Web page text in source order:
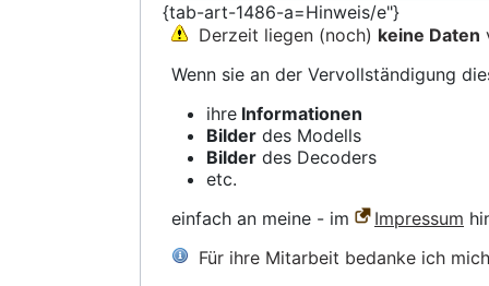
{tab-art-1486-a=Hinweis/e"}
Derzeit liegen (noch) keine Daten
Wenn sie an der Vervollständigung
ihre Informationen
Bilder des Modells
Bilder des Decoders
etc.
einfach an meine - im
Impressum
Für ihre Mitarbeit bedanke ich